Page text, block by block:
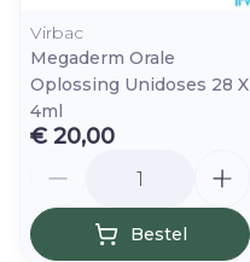
Virbac
Megaderm Orale
Oplossing Unidoses 28 X
4ml
€ 20,00
Bestel